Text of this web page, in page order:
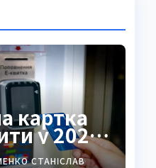
картка
у 2026
СТАНІСЛАВ